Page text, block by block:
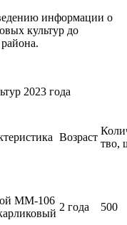
информации о
культур до
2023 года
Возраст
тво,
ММ-106
2 года 500